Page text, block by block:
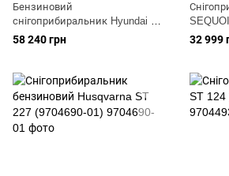
Бензиновий
снігоприбиральник Hyundai S
1176
58 240 грн 32 999